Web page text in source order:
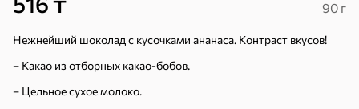
90 г
Нежнейший шоколад с кусочками ананаса. Контраст вкусов!
– Какао из отборных какао-бобов.
– Цельное сухое молоко.